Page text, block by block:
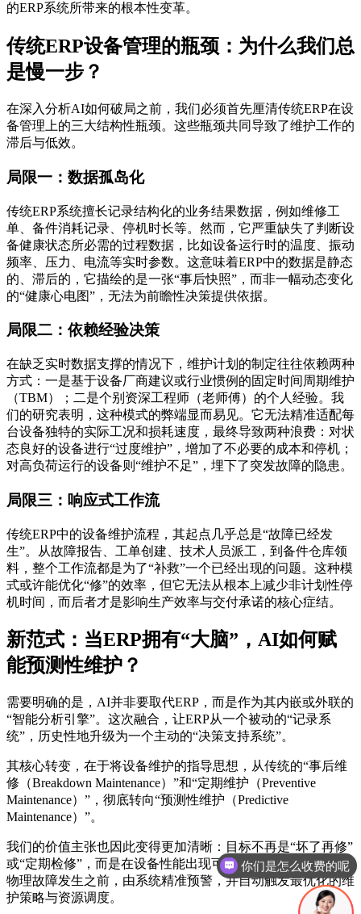
的ERP系统所带来的根本性变革。
传统ERP设备管理的瓶颈：为什么我们总
是慢一步？
在深入分析AI如何破局之前，我们必须首先厘清传统ERP在设
备管理上的三大结构性瓶颈。这些瓶颈共同导致了维护工作的
滞后与低效。
局限一：数据孤岛化
传统ERP系统擅长记录结构化的业务结果数据，例如维修工
单、备件消耗记录、停机时长等。然而，它严重缺失了判断设
备健康状态所必需的过程数据，比如设备运行时的温度、振动
频率、压力、电流等实时参数。这意味着ERP中的数据是静态
的、滞后的，它描绘的是一张“事后快照”，而非一幅动态变化
的“健康心电图”，无法为前瞻性决策提供依据。
局限二：依赖经验决策
在缺乏实时数据支撑的情况下，维护计划的制定往往依赖两种
方式：一是基于设备厂商建议或行业惯例的固定时间周期维护
（TBM）；二是个别资深工程师（老师傅）的个人经验。我
们的研究表明，这种模式的弊端显而易见。它无法精准适配每
台设备独特的实际工况和损耗速度，最终导致两种浪费：对状
态良好的设备进行“过度维护”，增加了不必要的成本和停机；
对高负荷运行的设备则“维护不足”，埋下了突发故障的隐患。
局限三：响应式工作流
传统ERP中的设备维护流程，其起点几乎总是“故障已经发
生”。从故障报告、工单创建、技术人员派工，到备件仓库领
料，整个工作流都是为了“补救”一个已经出现的问题。这种模
式或许能优化“修”的效率，但它无法从根本上减少非计划性停
机时间，而后者才是影响生产效率与交付承诺的核心症结。
新范式：当ERP拥有“大脑”，AI如何赋
能预测性维护？
需要明确的是，AI并非要取代ERP，而是作为其内嵌或外联的
“智能分析引擎”。这次融合，让ERP从一个被动的“记录系
统”，历史性地升级为一个主动的“决策支持系统”。
其核心转变，在于将设备维护的指导思想，从传统的“事后维
修（Breakdown Maintenance）”和“定期维护（Preventive
Maintenance）”，彻底转向“预测性维护（Predictive
Maintenance）”。
我们的价值主张也因此变得更加清晰：目标不再是“坏了再修”
或“定期检修”，而是在设备性能出现可识别的下降趋势，或在
物理故障发生之前，由系统精准预警，并自动触发最优化的维
护策略与资源调度。
你们是怎么收费的呢
现在有优惠活动吗